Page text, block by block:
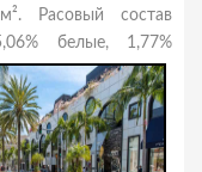
Расовый состав
белые,1,77%